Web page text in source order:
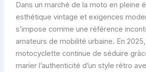
Dans un marché de la moto en pleine
esthétique vintage et exigences
s’impose comme une référence
amateurs de mobilité urbaine. En
motocyclette continue de séduire
marier l’authenticité d’un style rétro